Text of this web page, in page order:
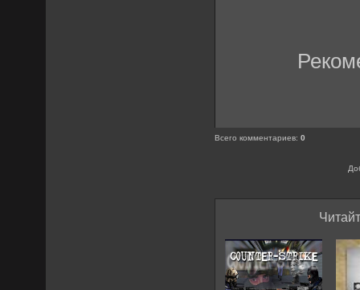
Всего комментариев:0